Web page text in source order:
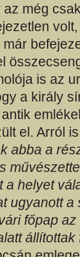
még
is az
a király
el. Arról
abba a
a helyet
ugyanott a
főpap
állítottak